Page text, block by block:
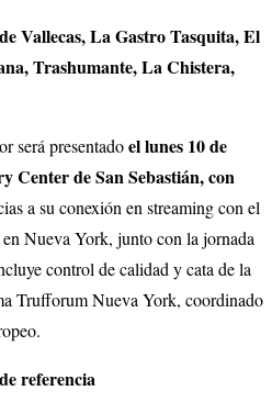
Vallecas, La Gastro Tasquita, El
Trashumante, La Chistera,
será presentadoel lunes 10 de
Center de San Sebastián, con
a su conexión en streaming con el
Nueva York, junto con la jornada
control de calidad y cata de la
Trufforum Nueva York, coordinado
referencia